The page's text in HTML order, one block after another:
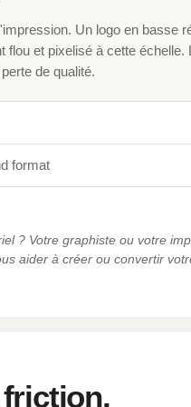
Un logo en basse
et pixelisé à cette échelle.
de qualité.
format
? Votre graphiste ou votre
aider à créer ou convertir